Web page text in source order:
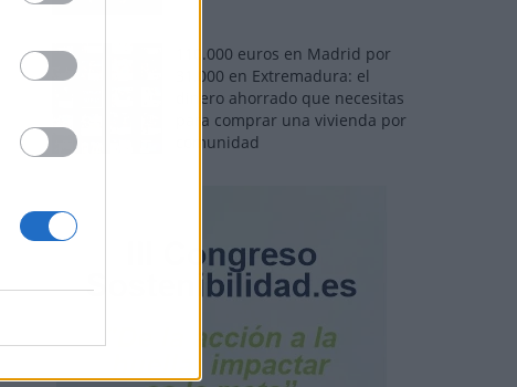
110.000 euros en Madrid por
31.000 en Extremadura: el
dinero ahorrado que necesitas
para comprar una vivienda por
comunidad